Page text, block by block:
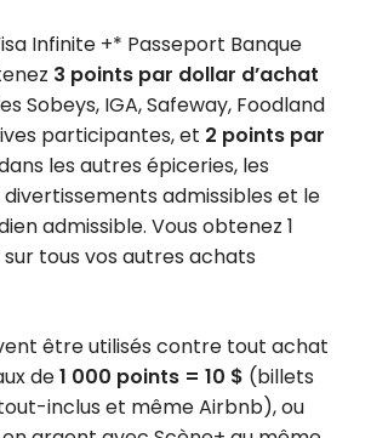
Infinite +* Passeport Banque
3 points par dollar d’achat
Sobeys, IGA, Safeway, Foodland
participantes, et 2 points par
les autres épiceries, les
admissibles et le
admissible. Vous obtenez 1
tous vos autres achats
être utilisés contre tout achat
de1 000 points = 10 $ (billets
inclus et même Airbnb), ou